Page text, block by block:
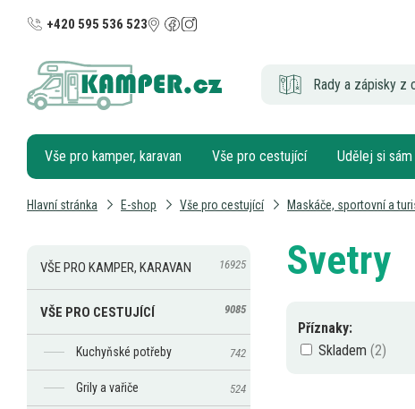
+420 595 536 523
Rady a zápisky z
Vše pro kamper, karavan Vše pro cestující Udělej si sám
Hlavní stránka E-shop Vše pro cestující Maskáče, sportovní a
Svetry
Příznaky:
Skladem
VŠE PRO KAMPER, KARAVAN 16925
VŠE PRO CESTUJÍCÍ 9085
Kuchyňské potřeby 742
Grily a vařiče 524